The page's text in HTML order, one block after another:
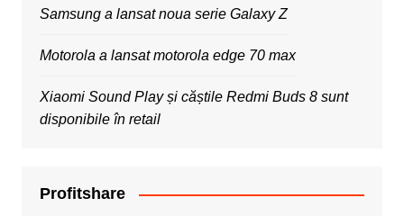
Samsung a lansat noua serie Galaxy Z
Motorola a lansat motorola edge 70 max
Xiaomi Sound Play și căștile Redmi Buds 8 sunt
disponibile în retail
Profitshare